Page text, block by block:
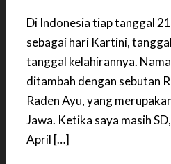
Di Indonesia tiap tanggal
sebagai hari Kartini,
tanggal kelahirannya.
ditambah dengan sebutan
Raden Ayu, yang
Jawa. Ketika saya masih
April […]